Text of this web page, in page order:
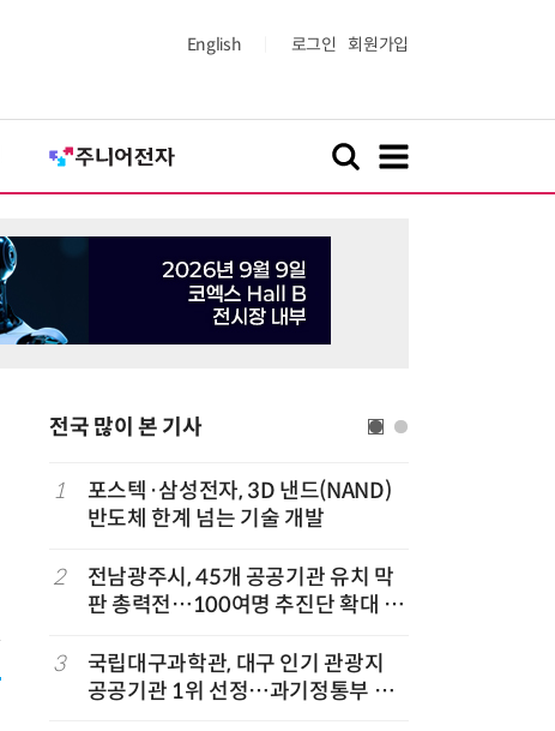
English 로그인 회원가입
전국 많이 본 기사
1
포스텍·삼성전자, 3D 낸드(NAND)
반도체 한계 넘는 기술 개발
2
전남광주시, 45개 공공기관 유치 막
판 총력전…100여명 추진단 확대 개
3
국립대구과학관, 대구 인기 관광지
공공기관 1위 선정…과기정통부 기